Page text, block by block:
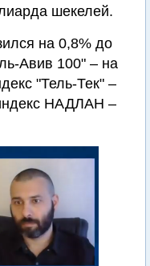
шекелей.
на 0,8% до
Авив 100" – на
"Тель-Тек" –
НАДЛАН –